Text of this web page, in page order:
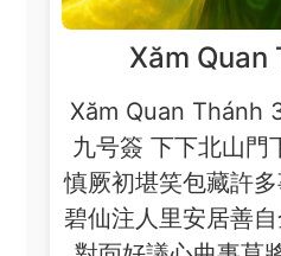
Xăm Quan
Xăm Quan Thánh
九号簽 下下北山門
慎厥初堪笑包藏許
碧仙注人里安居善